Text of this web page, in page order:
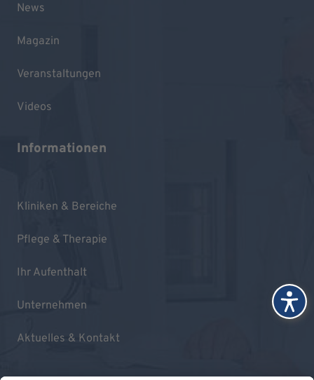
News
Magazin
Veranstaltungen
Videos
Informationen
Kliniken & Bereiche
Pflege & Therapie
Ihr Aufenthalt
Unternehmen
Aktuelles & Kontakt